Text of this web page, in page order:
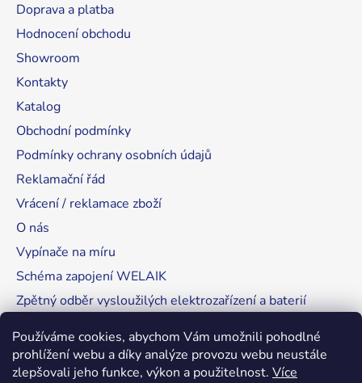
Používáme cookies, abychom Vám umožnili pohodlné
prohlížení webu a díky analýze provozu webu neustále
zlepšovali jeho funkce, výkon a použitelnost. Více
Doprava a platba
Hodnocení obchodu
Showroom
Kontakty
Katalog
Obchodní podmínky
Podmínky ochrany osobních údajů
Reklamační řád
Vrácení / reklamace zboží
O nás
Vypínače na míru
Schéma zapojení WELAIK
Zpětný odběr vysloužilých elektrozařízení a baterií